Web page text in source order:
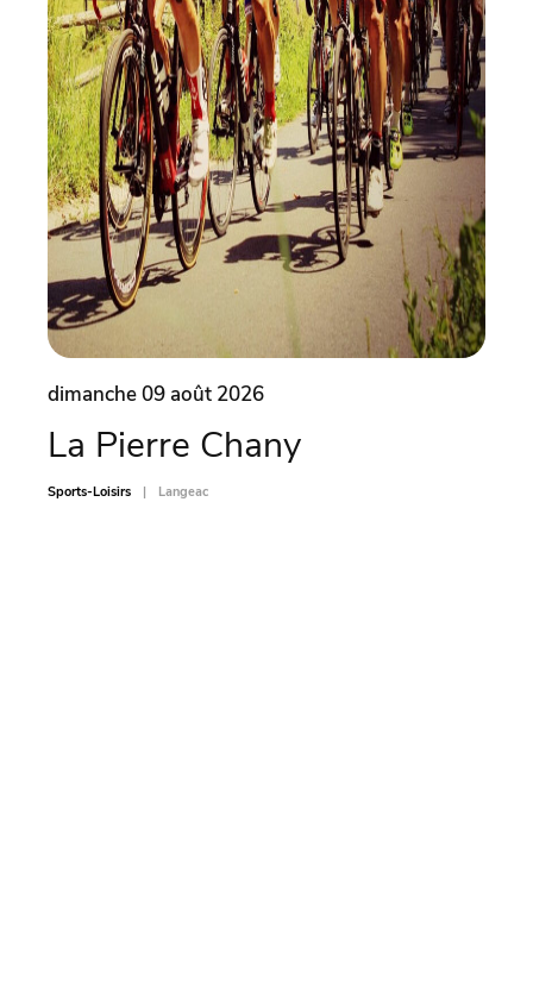
dimanche 09 août 2026
La Pierre Chany
Sports-Loisirs Langeac